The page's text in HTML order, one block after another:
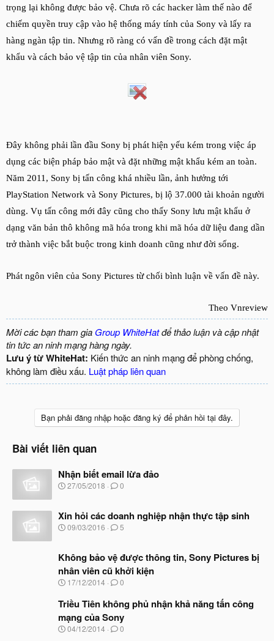
trọng lại không được bảo vệ. Chưa rõ các hacker làm thế nào để
chiếm quyền truy cập vào hệ thống máy tính của Sony và lấy ra
hàng ngàn tập tin. Nhưng rõ ràng có vấn đề trong cách đặt mật
khẩu và cách bảo vệ tập tin của nhân viên Sony.
Đây không phải lần đầu Sony bị phát hiện yếu kém trong việc áp
dụng các biện pháp bảo mật và đặt những mật khẩu kém an toàn.
Năm 2011, Sony bị tấn công khá nhiều lần, ảnh hưởng tới
PlayStation Network và Sony Pictures, bị lộ 37.000 tài khoản người
dùng. Vụ tấn công mới đây cũng cho thấy Sony lưu mật khẩu ở
dạng văn bản thô không mã hóa trong khi mã hóa dữ liệu đang dần
trở thành việc bắt buộc trong kinh doanh cũng như đời sống.
Phát ngôn viên của Sony Pictures từ chối bình luận về vấn đề này.
Theo Vnreview
Mời các bạn tham gia Group WhiteHatđể thảo luận và cập nhật
tin tức an ninh mạng hàng ngày.
Lưu ý từ WhiteHat: Kiến thức an ninh mạng để phòng chống,
không làm điều xấu. Luật pháp liên quan
Bạn phải đăng nhập hoặc đăng ký để phản hồi tại đây.
Bài viết liên quan
Nhận biết email lừa đảo
N
y
b
ắ
ầ
u
27/05/2018 0
Xin hỏi các doanh nghiệp nhận thực tập sinh
N
y
b
ắ
t
ầ
u
09/03/2016 5
Không bảo vệ được thông tin, Sony Pictures bị
nhân viên cũ khởi kiện
N
à
y
b
ắ
17/12/2014 0
Triều Tiên không phủ nhận khả năng tấn công
mạng của Sony
N
04/12/2014 0